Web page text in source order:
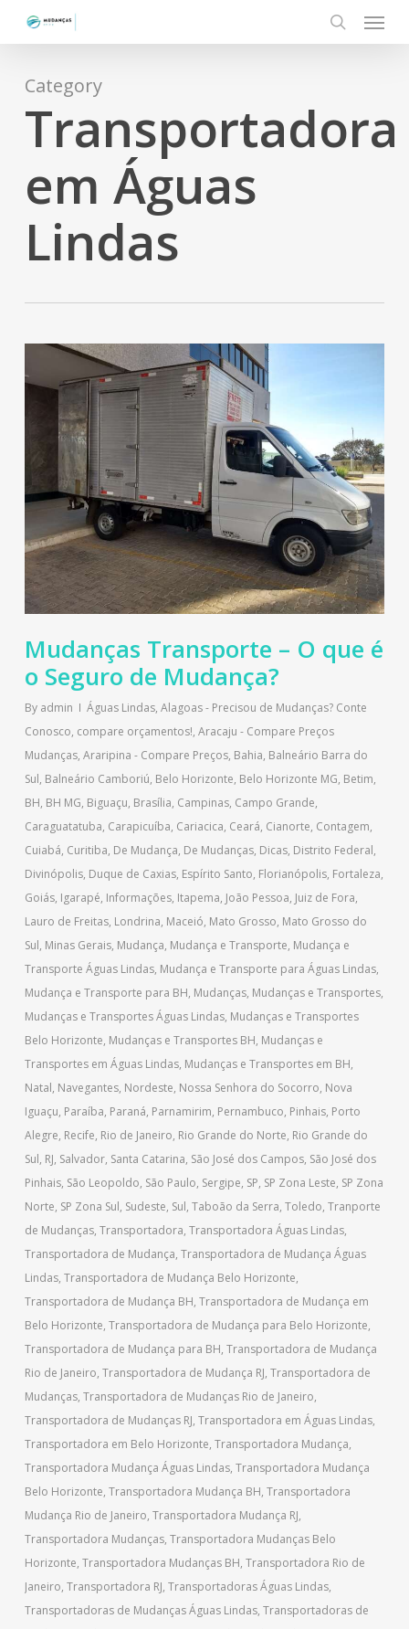
content
search
Menu
Category
Transportadora
em Águas
Lindas
Mudanças Transporte – O que é
o Seguro de Mudança?
By admin Águas Lindas, Alagoas - Precisou de Mudanças? Conte
Conosco, compare orçamentos!, Aracaju - Compare Preços
Mudanças, Araripina - Compare Preços, Bahia, Balneário Barra do
Sul, Balneário Camboriú, Belo Horizonte, Belo Horizonte MG, Betim,
BH, BH MG, Biguaçu, Brasília, Campinas, Campo Grande,
Caraguatatuba, Carapicuíba, Cariacica, Ceará, Cianorte, Contagem,
Cuiabá, Curitiba, De Mudança, De Mudanças, Dicas, Distrito Federal,
Divinópolis, Duque de Caxias, Espírito Santo, Florianópolis, Fortaleza,
Goiás, Igarapé, Informações, Itapema, João Pessoa, Juiz de Fora,
Lauro de Freitas, Londrina, Maceió, Mato Grosso, Mato Grosso do
Sul, Minas Gerais, Mudança, Mudança e Transporte, Mudança e
Transporte Águas Lindas, Mudança e Transporte para Águas Lindas,
Mudança e Transporte para BH, Mudanças, Mudanças e Transportes,
Mudanças e Transportes Águas Lindas, Mudanças e Transportes
Belo Horizonte, Mudanças e Transportes BH, Mudanças e
Transportes em Águas Lindas, Mudanças e Transportes em BH,
Natal, Navegantes, Nordeste, Nossa Senhora do Socorro, Nova
Iguaçu, Paraíba, Paraná, Parnamirim, Pernambuco, Pinhais, Porto
Alegre, Recife, Rio de Janeiro, Rio Grande do Norte, Rio Grande do
Sul, RJ, Salvador, Santa Catarina, São José dos Campos, São José dos
Pinhais, São Leopoldo, São Paulo, Sergipe, SP, SP Zona Leste, SP Zona
Norte, SP Zona Sul, Sudeste, Sul, Taboão da Serra, Toledo, Tranporte
de Mudanças, Transportadora, Transportadora Águas Lindas,
Transportadora de Mudança, Transportadora de Mudança Águas
Lindas, Transportadora de Mudança Belo Horizonte,
Transportadora de Mudança BH, Transportadora de Mudança em
Belo Horizonte, Transportadora de Mudança para Belo Horizonte,
Transportadora de Mudança para BH, Transportadora de Mudança
Rio de Janeiro, Transportadora de Mudança RJ, Transportadora de
Mudanças, Transportadora de Mudanças Rio de Janeiro,
Transportadora de Mudanças RJ, Transportadora em Águas Lindas,
Transportadora em Belo Horizonte, Transportadora Mudança,
Transportadora Mudança Águas Lindas, Transportadora Mudança
Belo Horizonte, Transportadora Mudança BH, Transportadora
Mudança Rio de Janeiro, Transportadora Mudança RJ,
Transportadora Mudanças, Transportadora Mudanças Belo
Horizonte, Transportadora Mudanças BH, Transportadora Rio de
Janeiro, Transportadora RJ, Transportadoras Águas Lindas,
Transportadoras de Mudanças Águas Lindas, Transportadoras de